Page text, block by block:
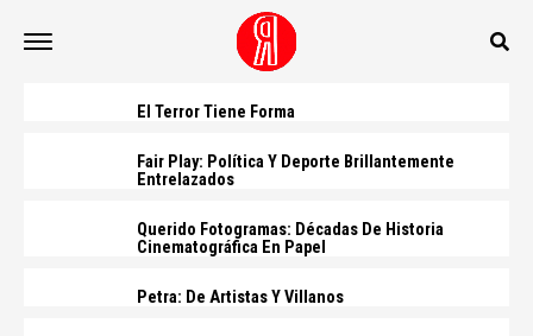
El Terror Tiene Forma
Fair Play: Política Y Deporte Brillantemente
Entrelazados
Querido Fotogramas: Décadas De Historia
Cinematográfica En Papel
Petra: De Artistas Y Villanos